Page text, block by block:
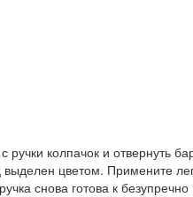
колпачок и отвернуть
цветом. Примените
снова готова к безупречно